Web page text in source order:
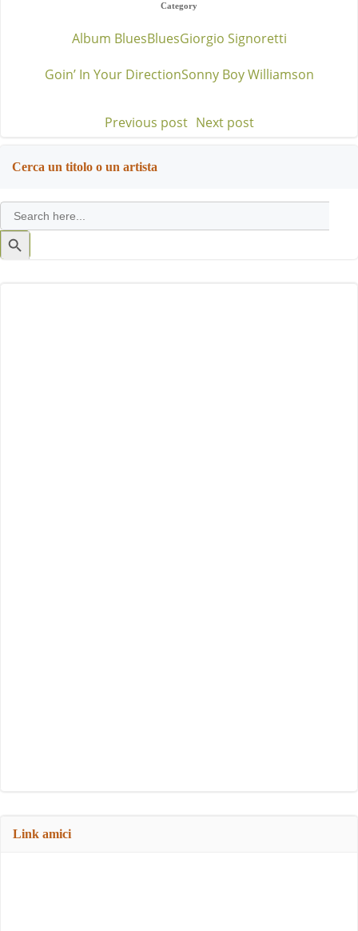
Category
Album BluesBluesGiorgio Signoretti
Goin’ In Your DirectionSonny Boy Williamson
Post
navigation
Previous post Post
Next post
Cerca un titolo o un artista
Search
for:
Search
Button
Link amici